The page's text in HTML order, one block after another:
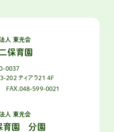
人 東光会
保育園
0037
202 ティアラ21 4F
FAX.048-599-0021
人 東光会
育園 分園